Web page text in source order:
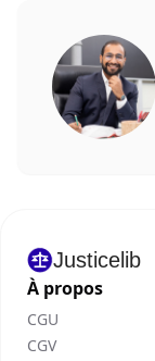
Justicelib
À propos
CGU
CGV